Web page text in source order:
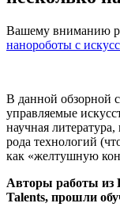
Вашему вниманию
нанороботы с
В данной обзорной
управляемые
научная
рода технологий
как «желтушную
Авторы работы из
Talents, прошли